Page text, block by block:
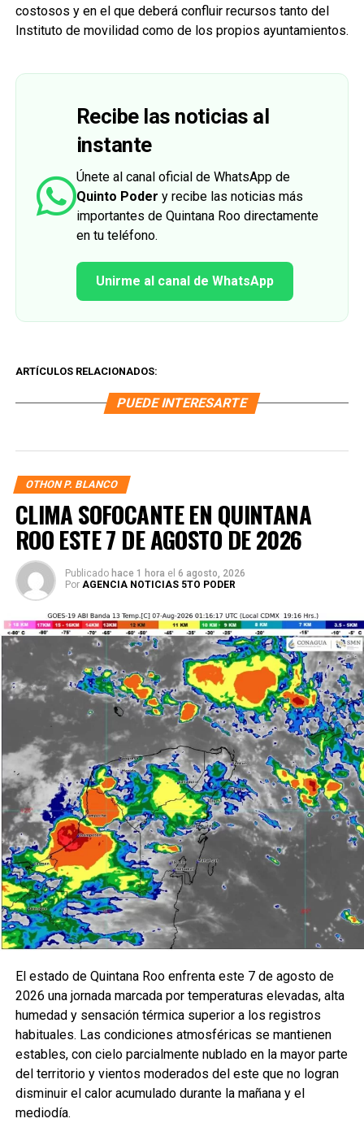
costosos y en el que deberá confluir recursos tanto del
Instituto de movilidad como de los propios ayuntamientos.
Recibe las noticias al
instante
Únete al canal oficial de WhatsApp de
Quinto Poder y recibe las noticias más
importantes de Quintana Roo directamente
en tu teléfono.
Unirme al canal de WhatsApp
ARTÍCULOS RELACIONADOS:
PUEDE INTERESARTE
OTHON P. BLANCO
CLIMA SOFOCANTE EN QUINTANA
ROO ESTE 7 DE AGOSTO DE 2026
Publicado hace 1 hora el 6 agosto, 2026
Por AGENCIA NOTICIAS 5TO PODER
El estado de Quintana Roo enfrenta este 7 de agosto de
2026 una jornada marcada por temperaturas elevadas, alta
humedad y sensación térmica superior a los registros
habituales. Las condiciones atmosféricas se mantienen
estables, con cielo parcialmente nublado en la mayor parte
del territorio y vientos moderados del este que no logran
disminuir el calor acumulado durante la mañana y el
mediodía.